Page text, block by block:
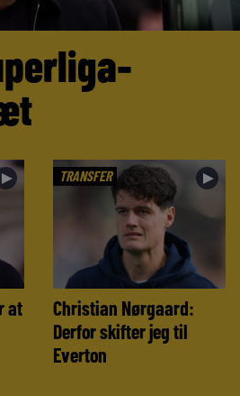
►
at
TRANSFER ►
Christian Nørgaard:
Derfor skifter jeg til
Everton